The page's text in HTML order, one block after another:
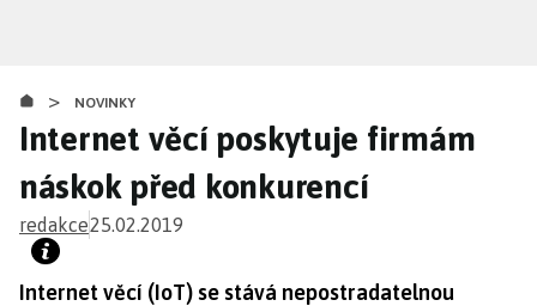
obsahu
> NOVINKY
Internet věcí poskytuje firmám
náskok před konkurencí
redakce25.02.2019
Internet věcí (IoT) se stává nepostradatelnou